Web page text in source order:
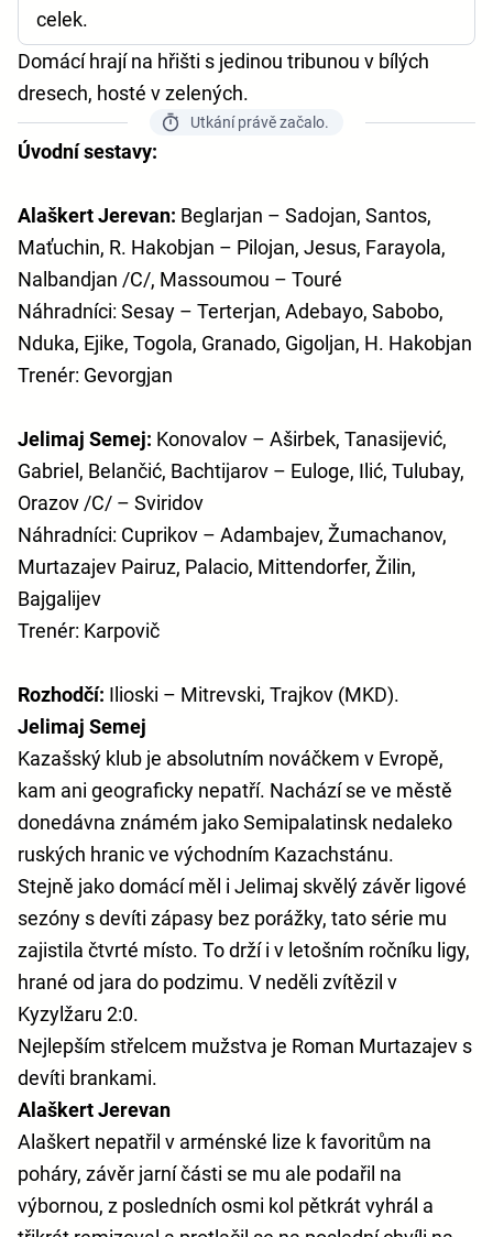
celek.
Domácí hrají na hřišti s jedinou tribunou v bílých
dresech, hosté v zelených.
Utkání právě začalo.
Úvodní sestavy:
Alaškert Jerevan: Beglarjan – Sadojan, Santos,
Maťuchin, R. Hakobjan – Pilojan, Jesus, Farayola,
Nalbandjan /C/, Massoumou – Touré
Náhradníci: Sesay – Terterjan, Adebayo, Sabobo,
Nduka, Ejike, Togola, Granado, Gigoljan, H. Hakobjan
Trenér: Gevorgjan
Jelimaj Semej: Konovalov – Aširbek, Tanasijević,
Gabriel, Belančić, Bachtijarov – Euloge, Ilić, Tulubay,
Orazov /C/ – Sviridov
Náhradníci: Cuprikov – Adambajev, Žumachanov,
Murtazajev Pairuz, Palacio, Mittendorfer, Žilin,
Bajgalijev
Trenér: Karpovič
Rozhodčí: Ilioski – Mitrevski, Trajkov (MKD).
Jelimaj Semej
Kazašský klub je absolutním nováčkem v Evropě,
kam ani geograficky nepatří. Nachází se ve městě
donedávna známém jako Semipalatinsk nedaleko
ruských hranic ve východním Kazachstánu.
Stejně jako domácí měl i Jelimaj skvělý závěr ligové
sezóny s devíti zápasy bez porážky, tato série mu
zajistila čtvrté místo. To drží i v letošním ročníku ligy,
hrané od jara do podzimu. V neděli zvítězil v
Kyzylžaru 2:0.
Nejlepším střelcem mužstva je Roman Murtazajev s
devíti brankami.
Alaškert Jerevan
Alaškert nepatřil v arménské lize k favoritům na
poháry, závěr jarní části se mu ale podařil na
výbornou, z posledních osmi kol pětkrát vyhrál a